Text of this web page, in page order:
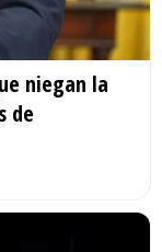
niegan la
de